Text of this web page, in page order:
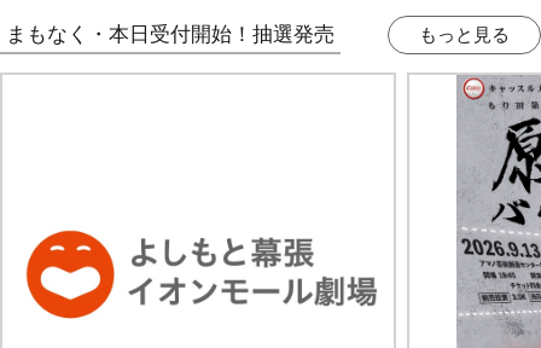
まもなく・本日受付開始！抽選発売 もっと見る